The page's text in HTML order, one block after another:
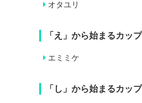
オタユリ
「え」から始まるカッ
エミミケ
「し」から始まるカッ